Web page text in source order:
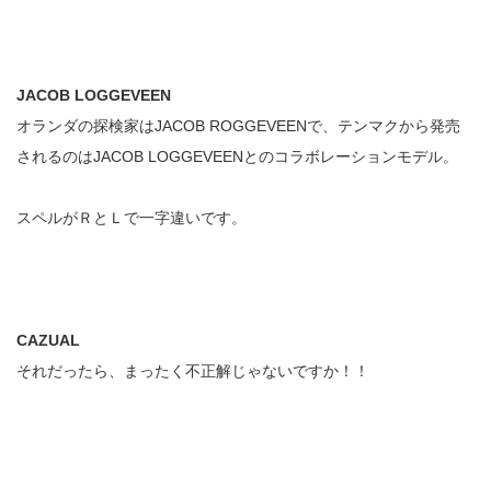
JACOB LOGGEVEEN
オランダの探検家はJACOB ROGGEVEENで、テンマクから発売
されるのはJACOB LOGGEVEENとのコラボレーションモデル。
スペルがＲとＬで一字違いです。
CAZUAL
それだったら、まったく不正解じゃないですか！！